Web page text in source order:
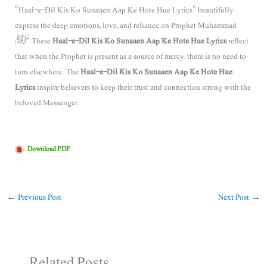
“Haal-e-Dil Kis Ko Sunaaen Aap Ke Hote Hue Lyrics” beautifully
express the deep emotions, love, and reliance onProphet Muhammad
ﷺ. TheseHaal-e-Dil Kis Ko Sunaaen Aap Ke Hote Hue Lyricsreflect
that when the Prophet is present as a source of mercy, there is no need to
turn elsewhere. TheHaal-e-Dil Kis Ko Sunaaen Aap Ke Hote Hue
Lyricsinspire believers to keep their trust and connection strong with the
beloved Messenger.
Download PDF
← Previous Post Next Post →